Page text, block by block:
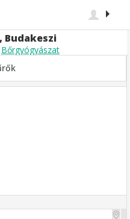
Budakeszi
Bőrgyógyászat